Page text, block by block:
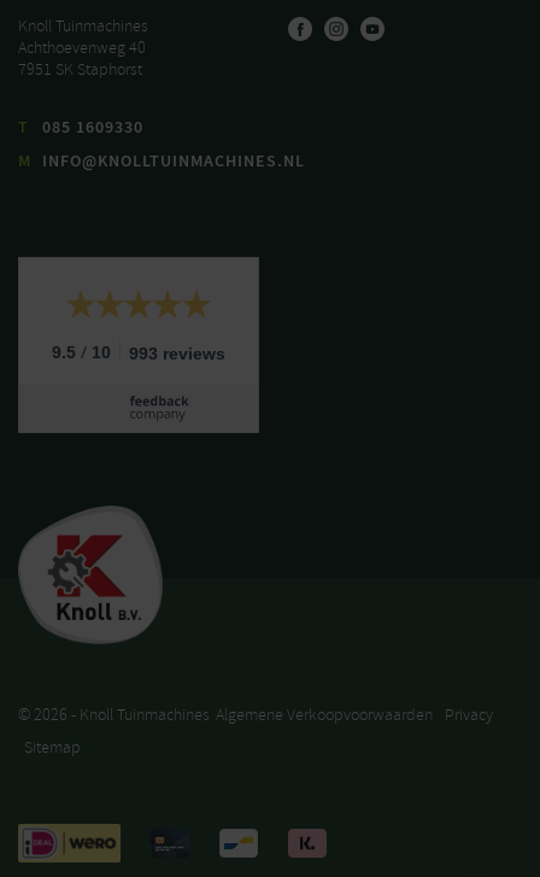
Knoll Tuinmachines
Achthoevenweg 40
7951 SK Staphorst
T
085 1609330
M
INFO@KNOLLTUINMACHINES.NL
9.5 / 10 993 reviews
© 2026 - Knoll Tuinmachines Algemene Verkoopvoorwaarden
Privacy
Sitemap